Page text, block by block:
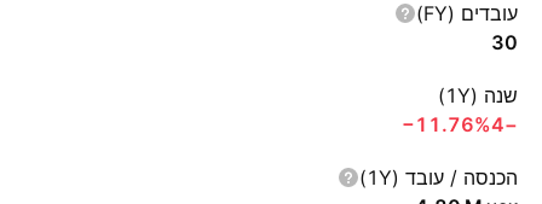
עובדים (FY)
30
שנה (1Y)
−4
‪−11.76%‬
הכנסה / עובד (1Y)